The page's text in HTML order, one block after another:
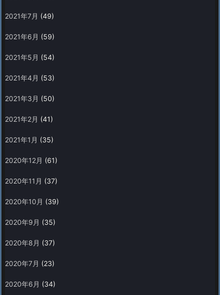
2021年7月 (49)
2021年6月 (59)
2021年5月 (54)
2021年4月 (53)
2021年3月 (50)
2021年2月 (41)
2021年1月 (35)
2020年12月 (61)
2020年11月 (37)
2020年10月 (39)
2020年9月 (35)
2020年8月 (37)
2020年7月 (23)
2020年6月 (34)